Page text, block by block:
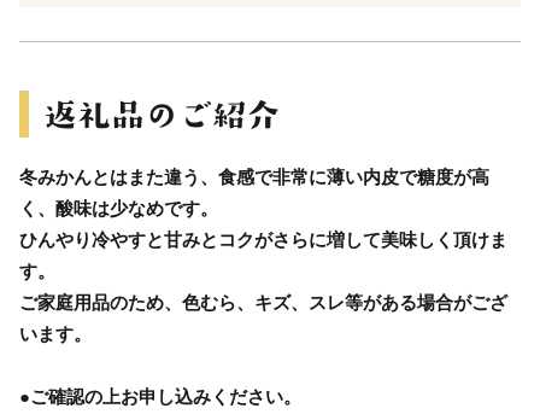
冬みかんとはまた違う、食感で非常に薄い内皮で糖度が高
く、酸味は少なめです。
ひんやり冷やすと甘みとコクがさらに増して美味しく頂けま
す。
ご家庭用品のため、色むら、キズ、スレ等がある場合がござ
います。
●ご確認の上お申し込みください。